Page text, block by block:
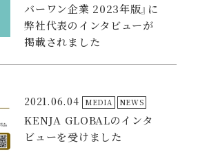
バーワン企業 2023年版』に
弊社代表のインタビューが
掲載されました
2021.06.04 MEDIA NEWS
KENJA GLOBALのインタ
ビューを受けました